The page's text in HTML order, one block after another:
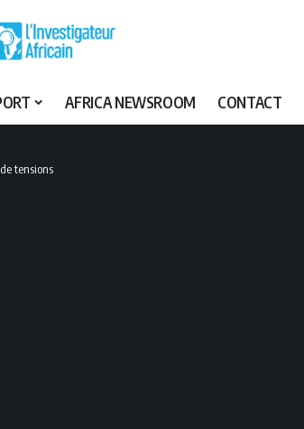
AFRICA NEWSROOM CONTACT
tensions